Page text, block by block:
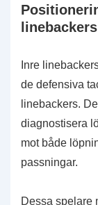
linebackers
Inre
de defensiva
linebackers.
diagnostisera
mot både
passningar.
Dessa spelare